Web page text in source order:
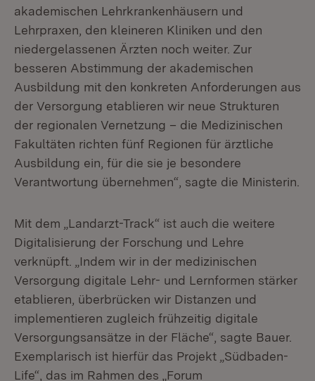
akademischen Lehrkrankenhäusern und
Lehrpraxen, den kleineren Kliniken und den
niedergelassenen Ärzten noch weiter. Zur
besseren Abstimmung der akademischen
Ausbildung mit den konkreten Anforderungen aus
der Versorgung etablieren wir neue Strukturen
der regionalen Vernetzung – die Medizinischen
Fakultäten richten fünf Regionen für ärztliche
Ausbildung ein, für die sie je besondere
Verantwortung übernehmen“, sagte die Ministerin.
Mit dem „Landarzt-Track“ ist auch die weitere
Digitalisierung der Forschung und Lehre
verknüpft. „Indem wir in der medizinischen
Versorgung digitale Lehr- und Lernformen stärker
etablieren, überbrücken wir Distanzen und
implementieren zugleich frühzeitig digitale
Versorgungsansätze in der Fläche“, sagte Bauer.
Exemplarisch ist hierfür das Projekt „Südbaden-
Life“, das im Rahmen des „Forum